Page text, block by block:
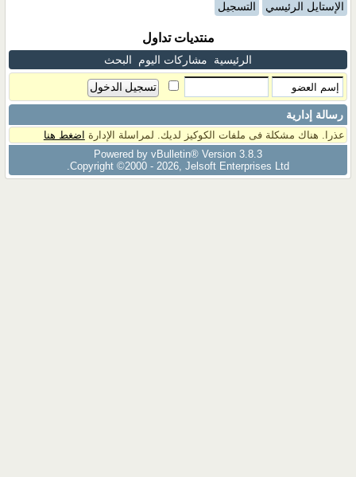
الإستايل الرئيسي التسجيل
منتديات تداول
الرئيسية مشاركات اليوم البحث
رسالة إدارية
عذرا. هناك مشكلة فى ملفات الكوكيز لديك. لمراسلة الإدارة اضغط هنا
Powered by vBulletin® Version 3.8.3
Copyright ©2000 - 2026, Jelsoft Enterprises Ltd.